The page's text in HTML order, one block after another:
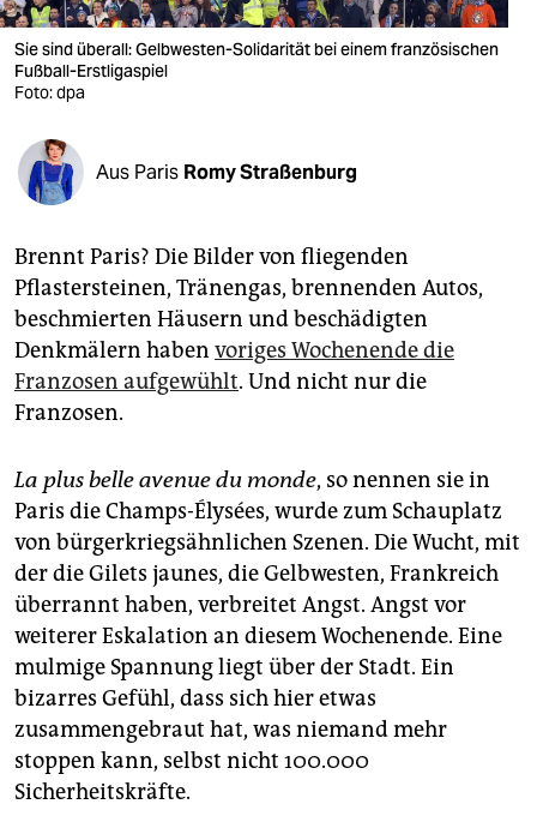
verlag
verlag
shop
fragen & hilfe
unterstützen
abo
genossenschaft
epaper login
Sie sind überall: Gelbwesten-Solidarität bei einem französischen
Fußball-Erstligaspiel
Foto: dpa
Aus Paris Romy Straßenburg
Brennt Paris? Die Bilder von fliegenden
Pflastersteinen, Tränengas, brennenden Autos,
beschmierten Häusern und beschädigten
Denkmälern haben voriges Wochenende die
Franzosen aufgewühlt. Und nicht nur die
Franzosen.
La plus belle avenue du monde, so nennen sie in
Paris die Champs-Élysées, wurde zum Schauplatz
von bürgerkriegsähnlichen Szenen. Die Wucht, mit
der die Gilets jaunes, die Gelbwesten, Frankreich
überrannt haben, verbreitet Angst. Angst vor
weiterer Eskalation an diesem Wochenende. Eine
mulmige Spannung liegt über der Stadt. Ein
bizarres Gefühl, dass sich hier etwas
zusammengebraut hat, was niemand mehr
stoppen kann, selbst nicht 100.000
Sicherheitskräfte.